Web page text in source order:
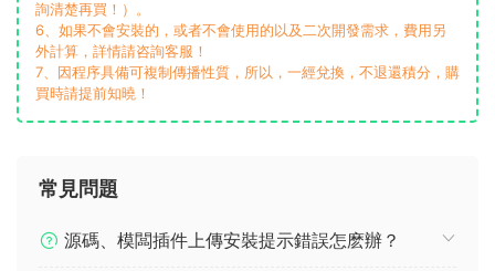
詢清楚再買！）。
6、如果不會安裝的，或者不會使用的以及二次開發需求，費用另
外計算，詳情請咨詢客服！
7、因程序具備可複制傳播性質，所以，一經兌換，不退還積分，購
買時請提前知曉！
常見問題
源碼、模闆插件上傳安裝提示錯誤怎麽辦？